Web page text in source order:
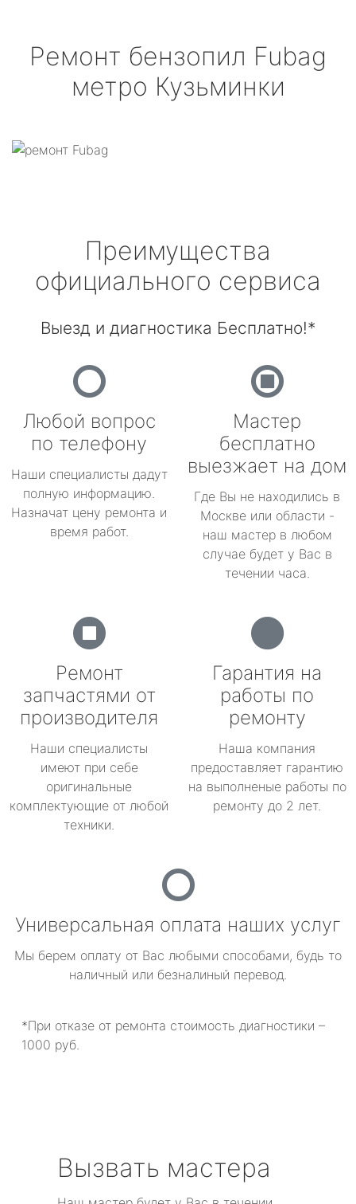
Ремонт бензопил Fubag
метро Кузьминки
Преимущества
официального сервиса
Выезд и диагностика Бесплатно!*
Любой вопрос
по телефону
Наши специалисты дадут
полную информацию.
Назначат цену ремонта и
время работ.
Мастер
бесплатно
выезжает на дом
Где Вы не находились в
Москве или области -
наш мастер в любом
случае будет у Вас в
течении часа.
Ремонт
запчастями от
производителя
Наши специалисты
имеют при себе
оригинальные
комплектующие от любой
техники.
Гарантия на
работы по
ремонту
Наша компания
предоставляет гарантию
на выполненые работы по
ремонту до 2 лет.
Универсальная оплата наших услуг
Мы берем оплату от Вас любыми способами, будь то
наличный или безналиный перевод.
*При отказе от ремонта стоимость диагностики –
1000 руб.
Вызвать мастера